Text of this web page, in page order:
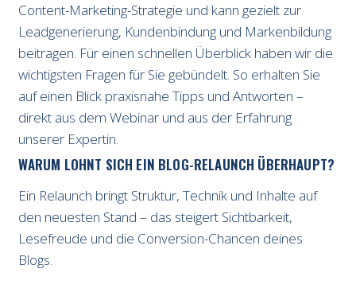
Content-Marketing-Strategie und kann gezielt zur
Leadgenerierung, Kundenbindung und Markenbildung
beitragen. Für einen schnellen Überblick haben wir die
wichtigsten Fragen für Sie gebündelt. So erhalten Sie
auf einen Blick praxisnahe Tipps und Antworten –
direkt aus dem Webinar und aus der Erfahrung
unserer Expertin.
WARUM LOHNT SICH EIN BLOG-RELAUNCH ÜBERHAUPT?
Ein Relaunch bringt Struktur, Technik und Inhalte auf
den neuesten Stand – das steigert Sichtbarkeit,
Lesefreude und die Conversion-Chancen deines
Blogs.